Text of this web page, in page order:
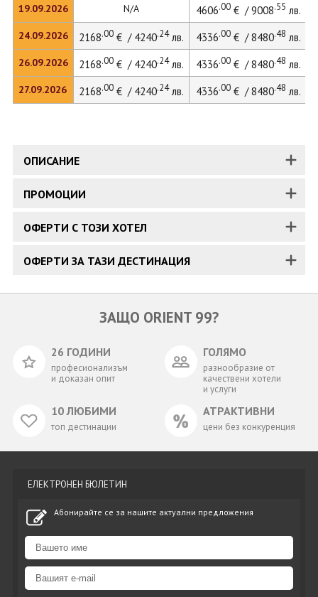
19.09.2026
24.09.2026
26.09.2026
27.09.2026
N/A 4606.00€ / 9008.55 лв.
2168.00€ / 4240.24лв. 4336.00€ / 8480.48 лв.
2168.00€ / 4240.24лв. 4336.00€ / 8480.48 лв.
2168.00€ / 4240.24лв. 4336.00€ / 8480.48 лв.
ОПИСАНИЕ
ПРОМОЦИИ
ОФЕРТИ С ТОЗИ ХОТЕЛ
ОФЕРТИ ЗА ТАЗИ ДЕСТИНАЦИЯ
ЗАЩО ORIENT 99?
26 ГОДИНИ
професионализъм
и доказан опит
ГОЛЯМО
разнообразие от
качествени хотели
и услуги
10 ЛЮБИМИ
топ дестинации
АТРАКТИВНИ
цени без конкуренция
ЕЛЕКТРОНЕН БЮЛЕТИН
Абонирайте се за нашите актуални предложения